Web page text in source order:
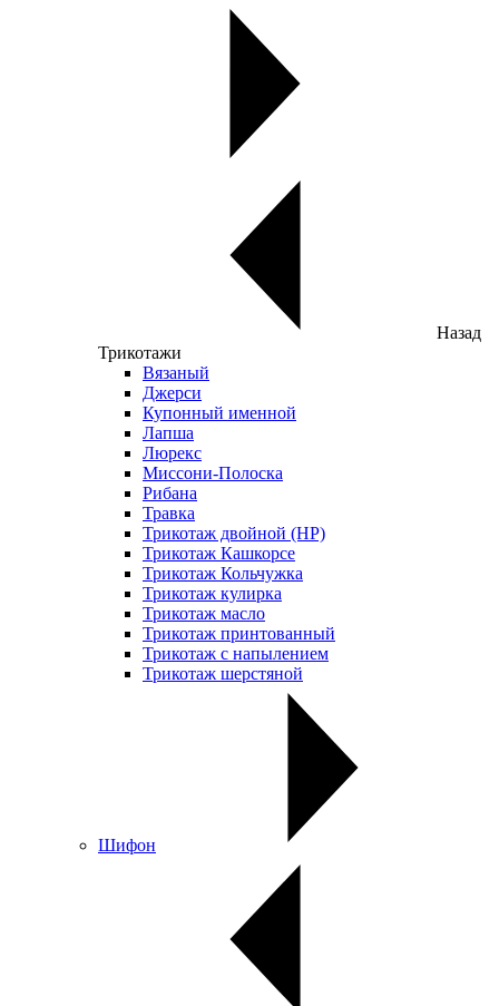
Назад
Трикотажи
Вязаный
Джерси
Купонный именной
Лапша
Люрекс
Миссони-Полоска
Рибана
Травка
Трикотаж двойной (НР)
Трикотаж Кашкорсе
Трикотаж Кольчужка
Трикотаж кулирка
Трикотаж масло
Трикотаж принтованный
Трикотаж с напылением
Трикотаж шерстяной
Шифон